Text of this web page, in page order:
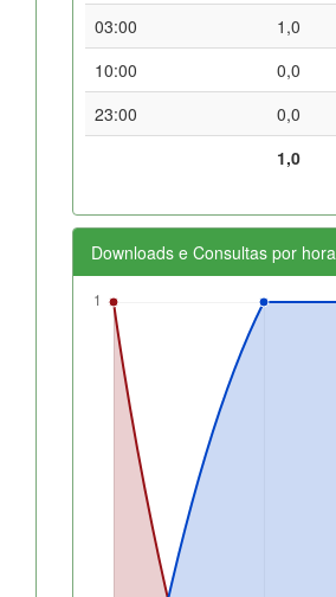
03:00
1,0
10:00
0,0
23:00
0,0
1,0
Downloads e Consultas por hora